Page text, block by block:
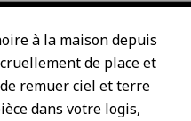
à la maison depuis
de place et
remuer ciel et terre
dans votre logis,